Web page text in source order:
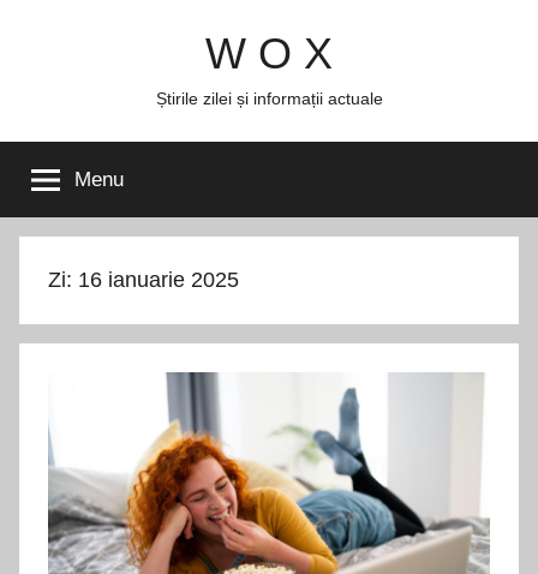
W O X
Știrile zilei și informații actuale
Menu
Zi: 16 ianuarie 2025